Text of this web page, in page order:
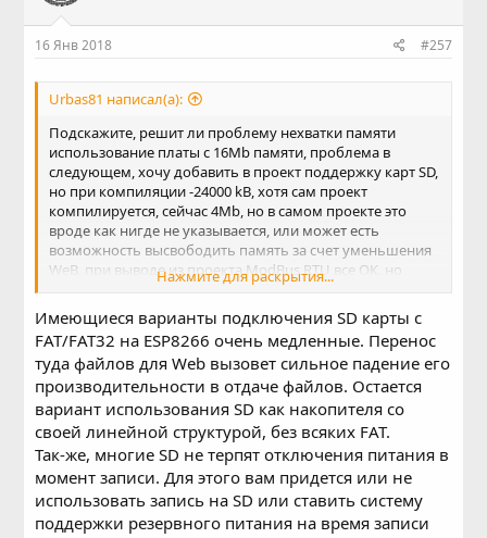
16 Янв 2018 #257
Urbas81 написал(а):
Подскажите, решит ли проблему нехватки памяти
использование платы с 16Mb памяти, проблема в
следующем, хочу добавить в проект поддержку карт SD,
но при компиляции -24000 kB, хотя сам проект
компилируется, сейчас 4Mb, но в самом проекте это
вроде как нигде не указывается, или может есть
возможность высвободить память за счет уменьшения
WeB, при выводе из проекта ModBus RTU все ОК, но
модбас как раз нужен, есть ли выход?
Нажмите для раскрытия...
Имеющиеся варианты подключения SD карты с
FAT/FAT32 на ESP8266 очень медленные. Перенос
туда файлов для Web вызовет сильное падение его
производительности в отдаче файлов. Остается
вариант использования SD как накопителя со
своей линейной структурой, без всяких FAT.
Так-же, многие SD не терпят отключения питания в
момент записи. Для этого вам придется или не
использовать запись на SD или ставить систему
поддержки резервного питания на время записи